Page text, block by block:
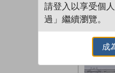
請登入以享受個
過」繼續瀏覽。
成